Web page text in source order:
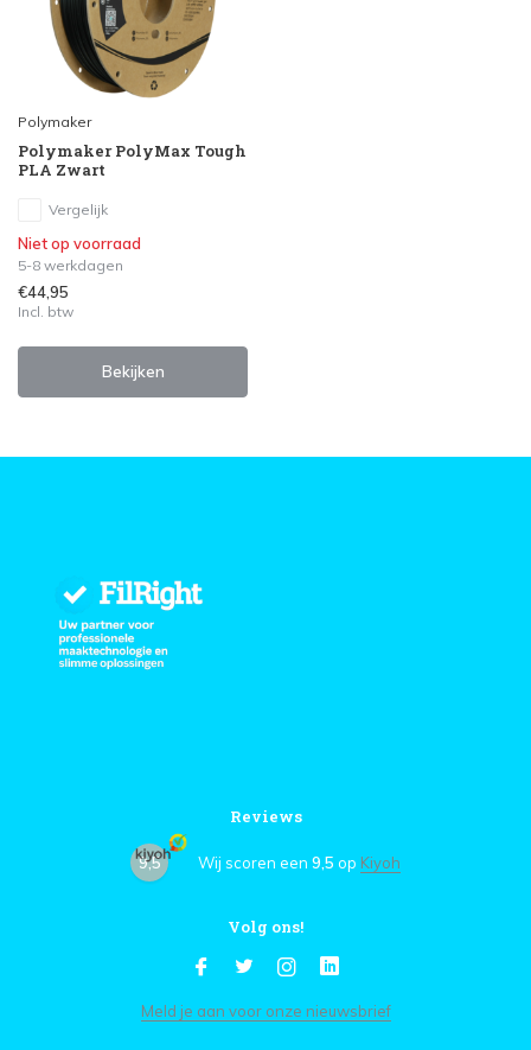
Polymaker
Polymaker PolyMax Tough
PLA Zwart
Vergelijk
Niet op voorraad
5-8 werkdagen
€44,95
Incl. btw
Bekijken
Reviews
9,5 Wij scoren een 9,5 op Kiyoh
Volg ons!
Meld je aan voor onze nieuwsbrief